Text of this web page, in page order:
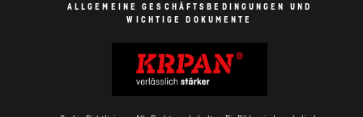
ALLGEMEINE GESCHÄFTSBEDINGUNGEN UND
WICHTIGE DOKUMENTE